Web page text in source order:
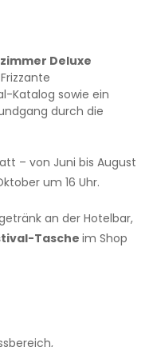
Deluxe
Katalog sowie ein
durch die
– von Juni bis August
um 16 Uhr.
an der Hotelbar,
Tasche im Shop